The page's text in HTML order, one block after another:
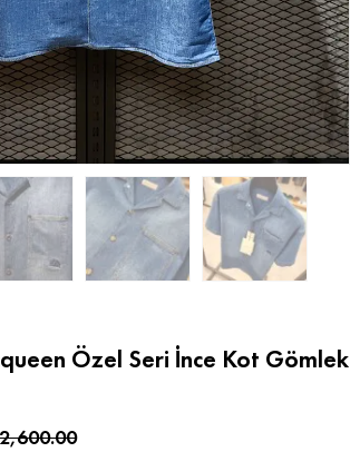
Özel Seri İnce Kot Gömlek
2,600.00